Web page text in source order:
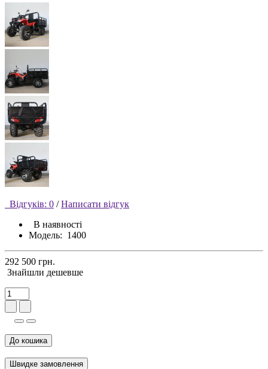
Відгуків: 0 / Написати відгук
В наявності
Модель: 1400
292 500 грн.
Знайшли дешевше
До кошика
Швидке замовлення